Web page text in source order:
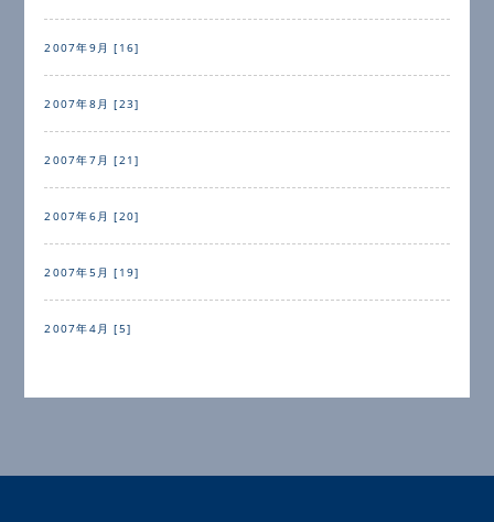
2007年9月 [16]
2007年8月 [23]
2007年7月 [21]
2007年6月 [20]
2007年5月 [19]
2007年4月 [5]